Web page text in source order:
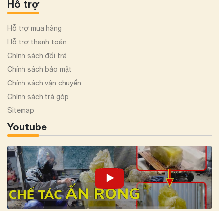
Hỗ trợ
Hỗ trợ mua hàng
Hỗ trợ thanh toán
Chính sách đổi trả
Chính sách bảo mật
Chính sách vận chuyển
Chính sách trả góp
Sitemap
Youtube